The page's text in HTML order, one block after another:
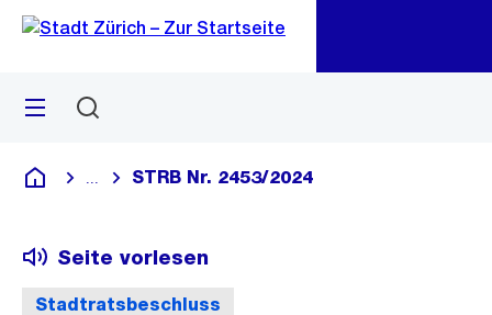
Navigation
Sprunglink
Menü
Deutsch
Blende alle Breadcrumbs ein
STRB Nr. 2453/2024
Stadtratsbeschluss
Seite vorlesen